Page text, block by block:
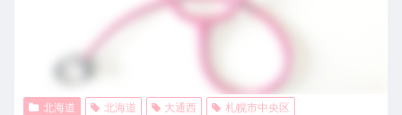
北海道 北海道 大通西 札幌市中央区